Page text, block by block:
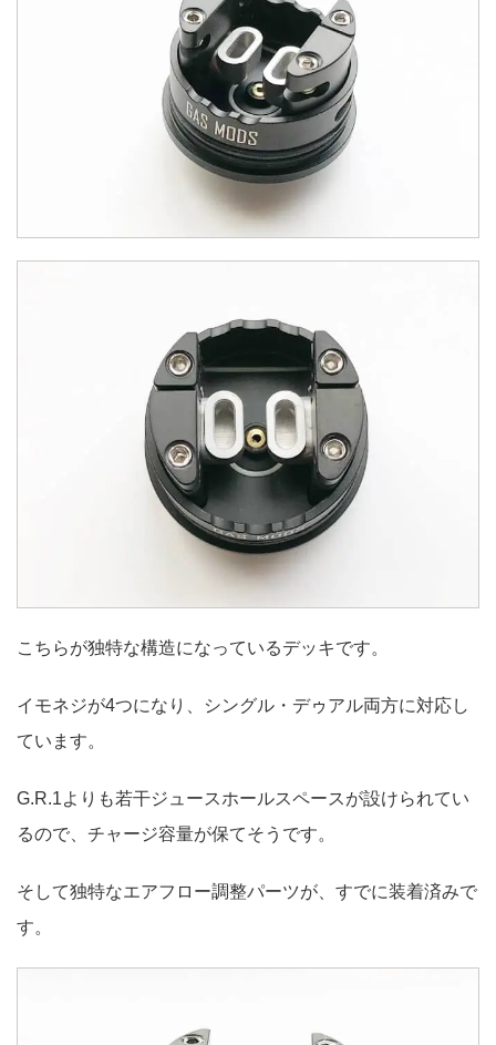
こちらが独特な構造になっているデッキです。
イモネジが4つになり、シングル・デゥアル両方に対応し
ています。
G.R.1よりも若干ジュースホールスペースが設けられてい
るので、チャージ容量が保てそうです。
そして独特なエアフロー調整パーツが、すでに装着済みで
す。